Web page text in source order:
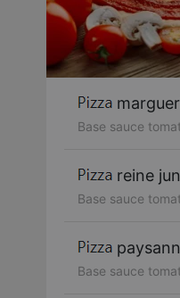
Base sauce
reine
Base sauce
Base sauce